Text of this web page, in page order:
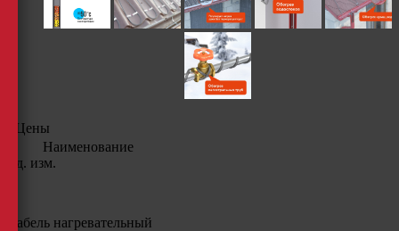
Цены
Наименование
Ед. изм.
Кабель нагревательный